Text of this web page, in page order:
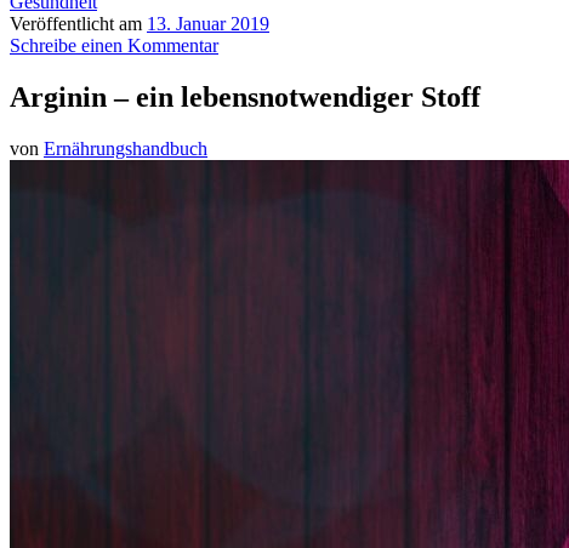
Veröffentlicht am 13. Januar 2019
Schreibe einen Kommentar
Arginin – ein lebensnotwendiger Stoff
von Ernährungshandbuch